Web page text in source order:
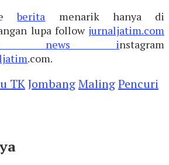
berita menarik hanya di
lupa follow jurnaljatim.com
news instagram
.com.
TKJombangMalingPencuri